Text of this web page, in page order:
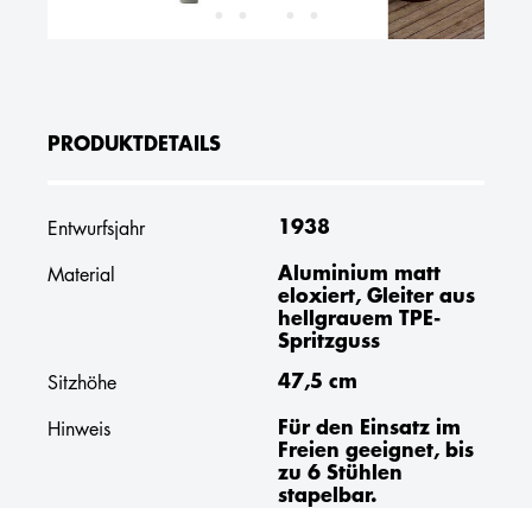
PRODUKTDETAILS
Entwurfsjahr 1938
Material
Aluminium matt
eloxiert, Gleiter aus
hellgrauem TPE-
Spritzguss
Sitzhöhe 47,5 cm
Hinweis
Für den Einsatz im
Freien geeignet, bis
zu 6 Stühlen
stapelbar.